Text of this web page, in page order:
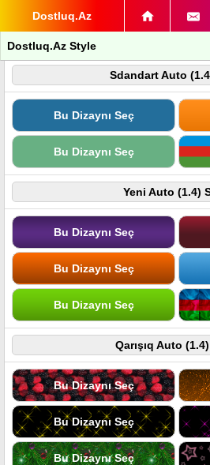
Dostluq.Az
Dostluq.Az Style
Sdandart Auto
Bu Dizaynı Seç
Bu Dizaynı Seç
Yeni Auto (1.4)
Bu Dizaynı Seç
Bu Dizaynı Seç
Bu Dizaynı Seç
Qarışıq Auto
Bu Dizaynı Seç
Bu Dizaynı Seç
Bu Dizaynı Seç